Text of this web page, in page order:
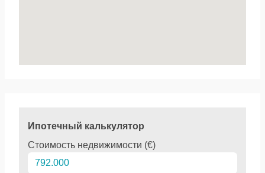
Ипотечный калькулятор
Стоимость недвижимости (€)